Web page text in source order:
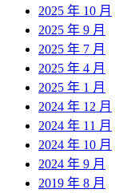
2025 年 10 月
2025 年 9 月
2025 年 7 月
2025 年 4 月
2025 年 1 月
2024 年 12 月
2024 年 11 月
2024 年 10 月
2024 年 9 月
2019 年 8 月